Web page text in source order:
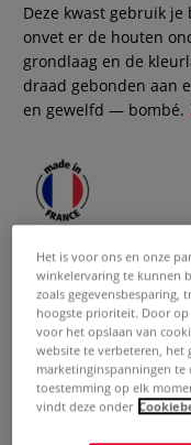
Deze kwast gebruik
onvet er de houten
grondlaag en de
draad gebonden aan
en gewelfd — bombé.
Gerelateerde
Het is voor ons en onze
winkelervaring te kunnen
zoals gegevensbesparing,
hoogste prioriteit. Door
voor het opslaan van
website te verbeteren, het
marketinginspanningen
toestemming op elk
vindt deze onder